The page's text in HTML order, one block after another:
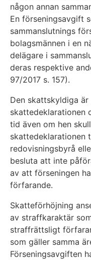
någon annan
En förseningsavgift
sammanslutnings
bolagsmännen i en
delägare i
deras respektive
97/2017 s. 157).
Den skattskyldiga
skattedeklarationen
tid även om hen
skattedeklarationen
redovisningsbyrå
besluta att inte
av att förseningen
förfarande.
Skatteförhöjning
av straffkaraktär
straffrättsligt
som gäller samma
Förseningsavgiften